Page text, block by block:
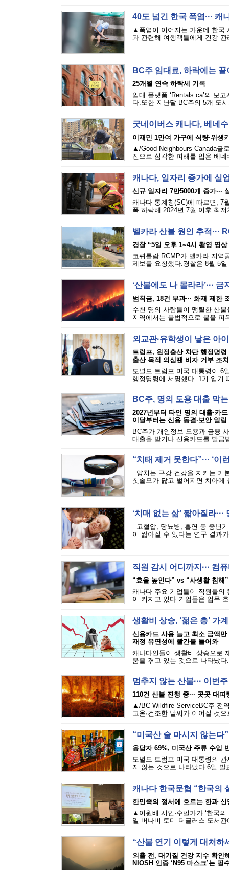
40도 넘긴 한국 폭염···
▲폭염이 이어지는 가운데 한국
과 관련해 여행객들에게 건강
BC주 임대료, 하락에는
25개월 연속 하락세 기록
임대 플랫폼 ‘Rentals.ca’의 보
다.또한 지난달 BC주의 5개 도
굿네이버스 캐나다, 베네
이재민 1만여 가구에 식량·위생
▲/Good Neighbours Canada글
진으로 심각한 피해를 입은 베
캐나다, 일자리 증가에 실
신규 일자리 7만5000개 증가···
캐나다 통계청(SC)에 따르면, 7
폭 하락해 2024년 7월 이후 최
벨카라 산불 원인 추적···
경찰 “5일 오후 1~4시 촬영 영상
코퀴틀람 RCMP가 벨카라 지역
제보를 요청했다.경찰은 8월 5
‘산불에도 나 몰라라’···
범칙금, 18건 부과··· 화재 제한
수천 명의 사람들이 맹렬한 산
지역에서는 불법적으로 불을 피
외교관·유학생이 낳은 아
트럼프, 원정출산 차단 행정명령
출산 목적 의심땐 비자 거부 조치
도널드 트럼프 미국 대통령이 6
행정명령에 서명했다. 1기 임기
BC주, 명의 도용 대출 막
2027년부터 타인 명의 대출·카
이달부터는 신용 동결·보안 알
BC주가 개인정보 도용과 금융
대출을 받거나 신용카드를 발급
“치태 제거 못한다”··· ‘
양치는 구강 건강을 지키는 기
칫솔모가 닳고 벌어지면 치아에
‘치매 없는 삶’ 짧아질라
고혈압, 당뇨병, 흡연 등 중년
이 짧아질 수 있다는 연구 결과
직원 감시 어디까지··· 컴
“효율 높인다” vs “사생활 침해”
캐나다 주요 기업들이 직원들의
이 커지고 있다.기업들은 업무
생활비 상승, ‘젊은 층’ 가
신용카드 사용 늘고 최소 금액만
재정 유연성에 빨간불 들어와
캐나다인들이 생활비 상승으로
움을 겪고 있는 것으로 나타났
멈추지 않는 산불··· 이번
110건 산불 진행 중··· 곳곳 대피
▲/BC Wildfire ServiceBC주 전
고온·건조한 날씨가 이어질 것
“미국산 술 마시지 않는다
응답자 69%, 미국산 주류 수입
도널드 트럼프 미국 대통령의
지 않는 것으로 나타났다.6일
캐나다 한국문협 “한국의
한민족의 정서에 흐르는 한과 신
▲이원배 시인·수필가가 ‘한국
일 버나비 토미 더글러스 도서관
“산불 연기 이렇게 대처하
외출 전, 대기질 건강 지수 확인
NIOSH 인증 ‘N95 마스크’는 필